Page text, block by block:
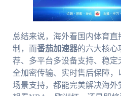
总结来说，海外看国内体育
制，而番茄加速器的六大核
荐、多平台多设备支持、稳
全加密传输、实时售后保障，
场景支持，都能完美解决海